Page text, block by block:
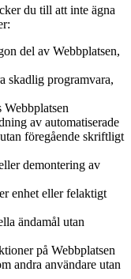
du till att inte ägna
del av Webbplatsen,
skadlig programvara,
Webbplatsen
av automatiserade
föregående skriftligt
demontering av
enhet eller felaktigt
ändamål utan
på Webbplatsen
andra användare utan